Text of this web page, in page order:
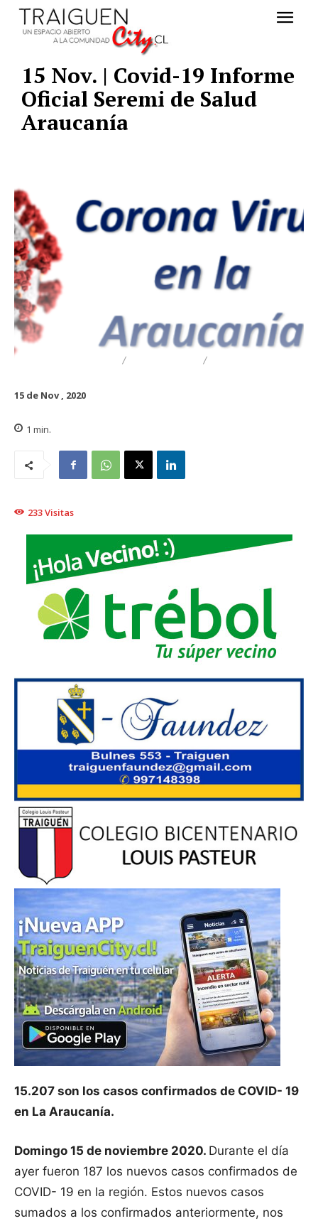
15 Nov. | Covid-19 Informe
Oficial Seremi de Salud
Araucanía
15 de Nov , 2020
1 min.
233Visitas
15.207 son los casos confirmados de COVID- 19
en La Araucanía.
Domingo 15 de noviembre 2020. Durante el día
ayer fueron 187 los nuevos casos confirmados de
COVID- 19 en la región. Estos nuevos casos
sumados a los confirmados anteriormente, nos